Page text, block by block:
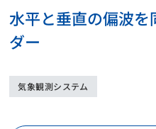
水平と垂直の偏波
ダー
気象観測システム